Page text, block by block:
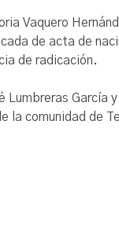
Vaquero
de acta de
de radicación.
García
la comunidad de